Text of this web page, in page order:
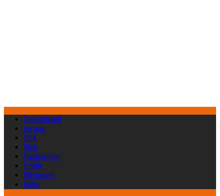
Deutschland
Europa
USA
Welt
Nachrichten
Politik
Wirtschaft
Kultur